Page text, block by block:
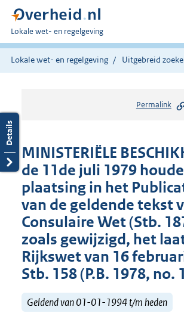
U
bent
hier:
Lokale wet- en regelgeving
Lokale wet- en regelgeving Uitgebreid
Permalink
MINISTERIËLE
de 11de juli 1979
plaatsing in het
van de geldende tekst
Consulaire Wet (Stb.
zoals gewijzigd, het
Rijkswet van 16
Stb. 158 (P.B. 1978, no.
Geldend van 01-01-1994 t/m heden